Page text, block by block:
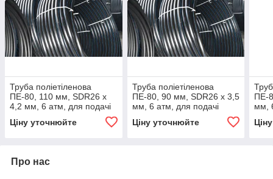
Труба поліетіленова
ПЕ-80, 110 мм, SDR26 х
4,2 мм, 6 атм, для подачі
Ціну уточнюйте
Труба поліетіленова
ПЕ-80, 90 мм, SDR26 х 3,5
мм, 6 атм, для подачі
Ціну уточнюйте
ПЕ-
мм,
Про нас